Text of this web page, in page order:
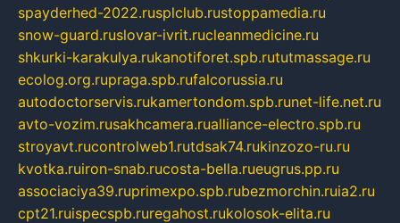
spayderhed-2022.rusplclub.rustoppamedia.ru
snow-guard.ruslovar-ivrit.rucleanmedicine.ru
shkurki-karakulya.rukanotiforet.spb.rututmassage.ru
ecolog.org.rupraga.spb.rufalcorussia.ru
autodoctorservis.rukamertondom.spb.runet-life.net.ru
avto-vozim.rusakhcamera.rualliance-electro.spb.ru
stroyavt.rucontrolweb1.rutdsak74.rukinzozo-ru.ru
kvotka.ruiron-snab.rucosta-bella.rueugrus.pp.ru
associaciya39.ruprimexpo.spb.rubezmorchin.ruia2.ru
cpt21.ruispecspb.ruregahost.rukolosok-elita.ru